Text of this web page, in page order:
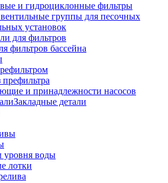
и гидроциклонные фильтры
группы для песочных
установок
для фильтров
фильтров бассейна
и принадлежности насосов
Закладные детали
уровня воды
лотки